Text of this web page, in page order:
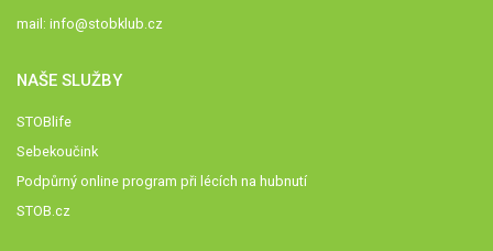
mail: info@stobklub.cz
NAŠE SLUŽBY
STOBlife
Sebekoučink
Podpůrný online program při lécích na hubnutí
STOB.cz